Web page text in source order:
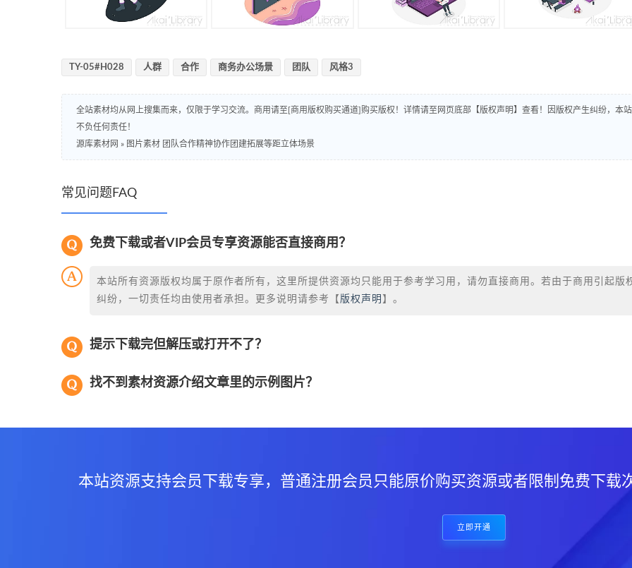
TY-05#H028 人群 合作 商务办公场景 团队 风格3
全站素材均从网上搜集而来，仅限于学习交流。商用请至[商用版权购买通道]购买版权！详情请至网页底部【版权声明】查看！因版权产生纠纷，本站
不负任何责任！
源库素材网 » 图片素材 团队合作精神协作团建拓展等距立体场景
常见问题FAQ
免费下载或者VIP会员专享资源能否直接商用？
本站所有资源版权均属于原作者所有，这里所提供资源均只能用于参考学习用，请勿直接商用。若由于商用引起版
纠纷，一切责任均由使用者承担。更多说明请参考【 版权声明 】。
提示下载完但解压或打开不了？
找不到素材资源介绍文章里的示例图片？
本站资源支持会员下载专享，普通注册会员只能原价购买资源或者限制免费下载
立即开通